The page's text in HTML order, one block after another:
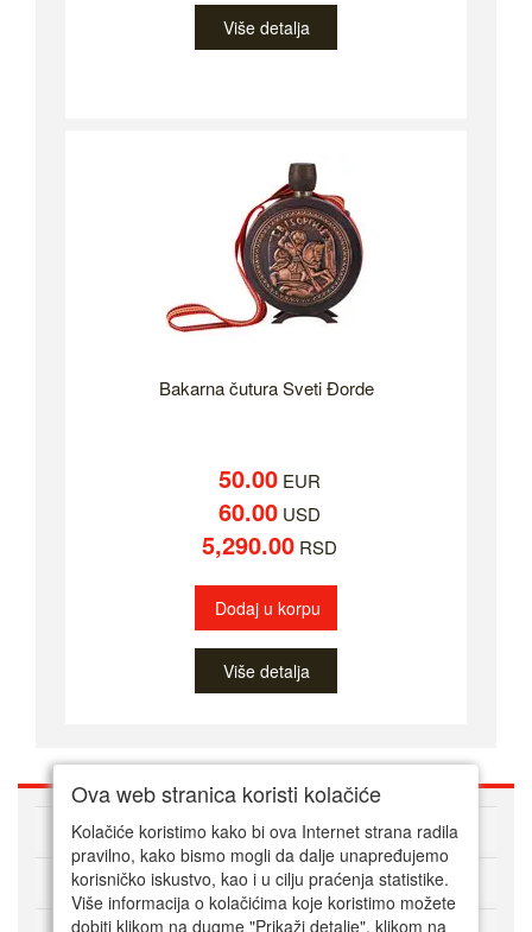
Više detalja
Bakarna čutura Sveti Đorde
50.00EUR
60.00USD
5,290.00RSD
Dodaj u korpu
Više detalja
O nama
Kako kupovati online
Ova web stranica koristi kolačiće
Kolačiće koristimo kako bi ova Internet strana radila
pravilno, kako bismo mogli da dalje unapređujemo
korisničko iskustvo, kao i u cilju praćenja statistike.
Više informacija o kolačićima koje koristimo možete
dobiti klikom na dugme "Prikaži detalje". klikom na